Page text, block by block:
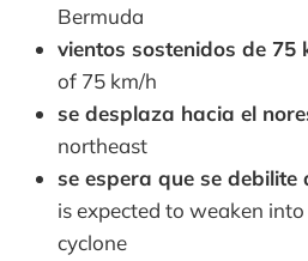
Bermuda
vientos sostenidos de 75
of 75 km/h
se desplaza hacia el
northeast
se espera que se
is expected to weaken
cyclone